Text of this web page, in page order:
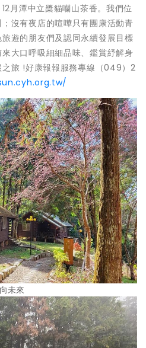
月潭中立槳貓囒山茶香。我們位
沒有夜店的喧嘩只有團康活動青
遊的朋友們及認同永續發展目標
大口呼吸細細品味、鑑賞紓解身
旅 !好康報報服務專線（049）2
未來